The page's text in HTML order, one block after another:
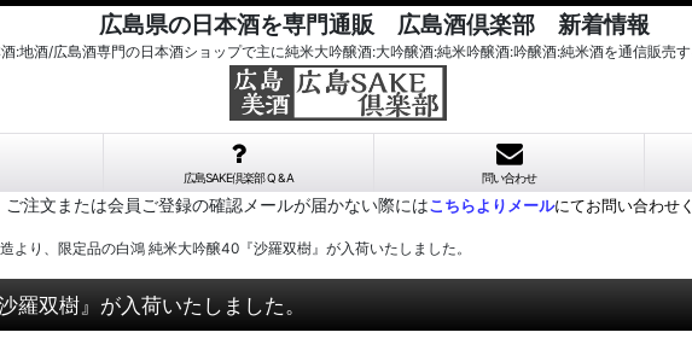
広島県の日本酒を専門通販 広島酒倶楽部 新着情報
酒:地酒/広島酒専門の日本酒ショップで主に純米大吟醸酒:大吟醸酒:純米吟醸酒:吟醸酒:純米酒を通信販売
広島SAKE倶楽部 Q & A 問い合わせ
ご注文または会員ご登録の確認メールが届かない際にはこちらよりメールにてお問い合わせ
より、限定品の白鴻 純米大吟醸40『沙羅双樹』が入荷いたしました。
双樹』が入荷いたしました。